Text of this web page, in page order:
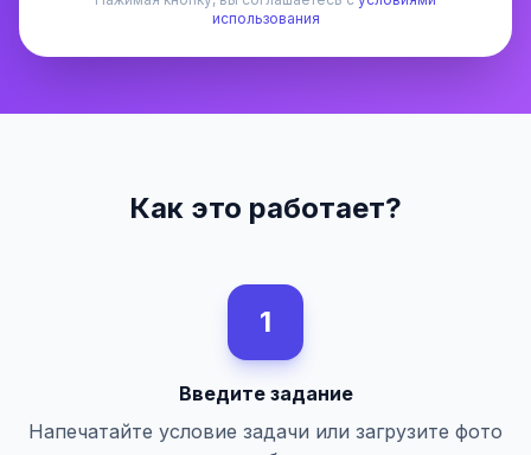
использования
Как это работает?
1
Введите задание
Напечатайте условие задачи или загрузите фото